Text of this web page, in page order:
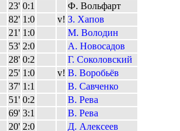
23' 0:1
Ф. Вольфарт
82' 1:0 v! З. Хапов
21' 1:0
М. Володин
53' 2:0
А. Новосадов
28' 0:2
Г. Соколовский
25' 1:0 v! В. Воробьёв
37' 1:1
В. Савченко
51' 0:2
В. Рева
69' 3:1
В. Рева
20' 2:0
Д. Алексеев